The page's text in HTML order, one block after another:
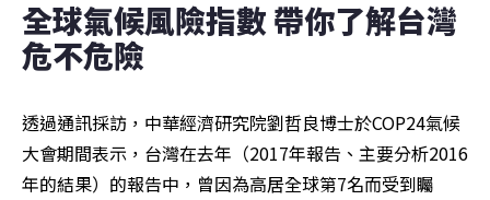
全球氣候風險指數 帶你了解台灣
危不危險
透過通訊採訪，中華經濟研究院劉哲良博士於COP24氣候
大會期間表示，台灣在去年（2017年報告、主要分析2016
年的結果）的報告中，曾因為高居全球第7名而受到矚